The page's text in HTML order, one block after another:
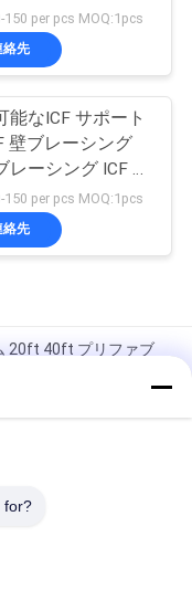
150 per pcs MOQ:1pcs
絡先
能なICF サポート
壁ブレーシング
レーシング ICF 壁
150 per pcs MOQ:1pcs
絡先
20ft 40ft プリファブ
設 家 を 賃貸 する
ム エコフレンドリ
for?